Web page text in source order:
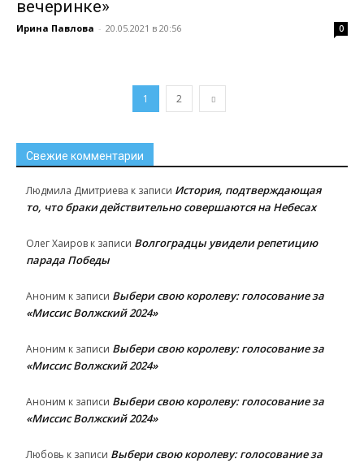
вечеринке»
Ирина Павлова - 20.05.2021 в 20:56 0
1 2
Свежие комментарии
Людмила Дмитриева к записи История, подтверждающая
то, что браки действительно совершаются на Небесах
Олег Хаиров к записи Волгоградцы увидели репетицию
парада Победы
Аноним к записи Выбери свою королеву: голосование за
«Миссис Волжский 2024»
Аноним к записи Выбери свою королеву: голосование за
«Миссис Волжский 2024»
Аноним к записи Выбери свою королеву: голосование за
«Миссис Волжский 2024»
Любовь к записи Выбери свою королеву: голосование за